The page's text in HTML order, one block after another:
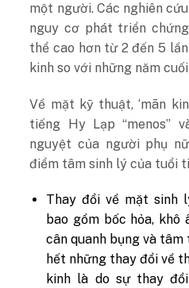
một người. Các nghiên
nguy cơ phát triển
thể cao hơn từ 2 đến 5
kinh so với những năm
Về mặt kỹ thuật, ‘mãn
tiếng Hy Lạp “menos”
nguyệt của người phụ
điểm tâm sinh lý của tuổi
Thay đổi về mặt sinh
bao gồm bốc hỏa, khô
cân quanh bụng và
hết những thay đổi về
kinh là do sự thay